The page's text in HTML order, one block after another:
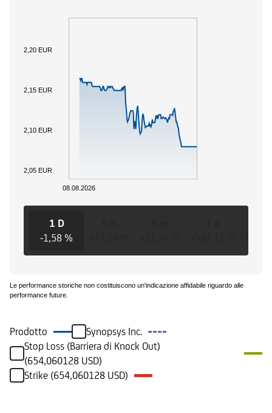
08.08.2026
2,05 EUR
2,10 EUR
2,15 EUR
2,20 EUR
1 D
-1,58 %
Le performance storiche non costituiscono un'indicazione affidabile riguardo alle
performance future.
Prodotto
Synopsys Inc.
Stop Loss (Barriera di Knock Out)
(654,060128 USD)
Strike (654,060128 USD)